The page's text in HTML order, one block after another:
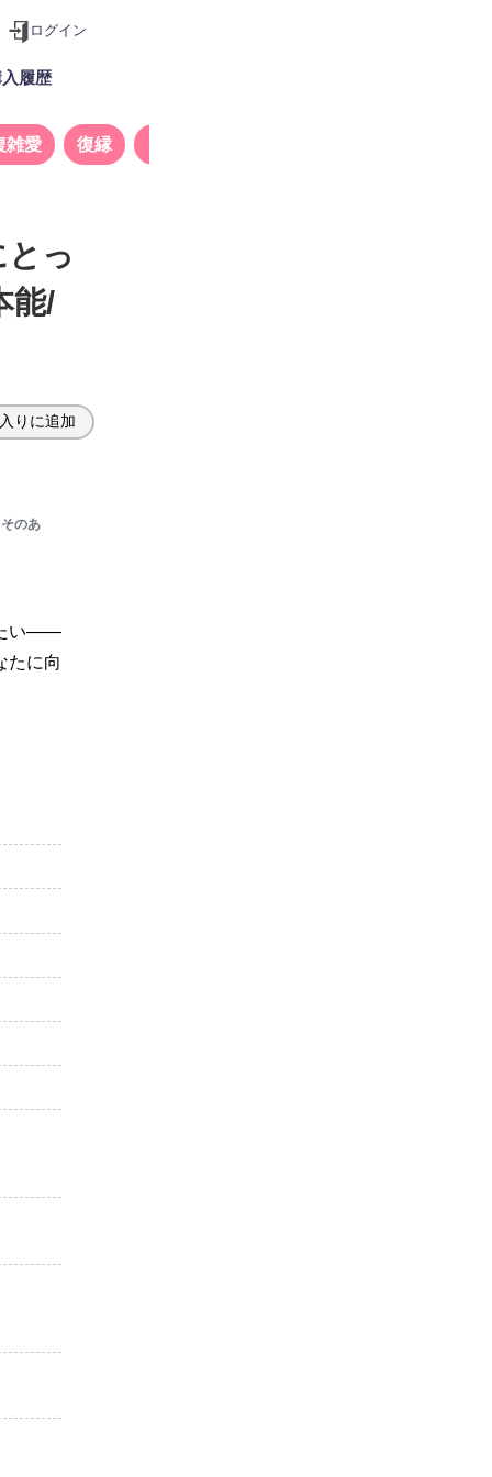
ログイン
入履歴
雑愛 復縁
っ
能/
りに追加
のあ
たい――
たに向